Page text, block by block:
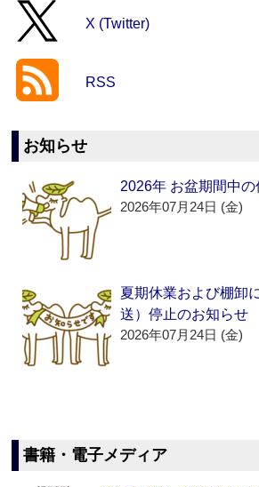
X (Twitter)
RSS
お知らせ
2026年 お盆期間中
2026年07月24日 (金)
夏期休業および棚卸
送）停止のお知らせ
2026年07月24日 (金)
書籍・電子メディア